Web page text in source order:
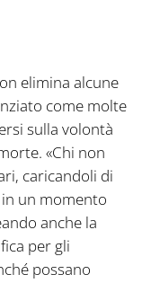
elimina alcune
come molte
sulla volontà
«Chi non
caricandoli di
un momento
anche la
per gli
possano